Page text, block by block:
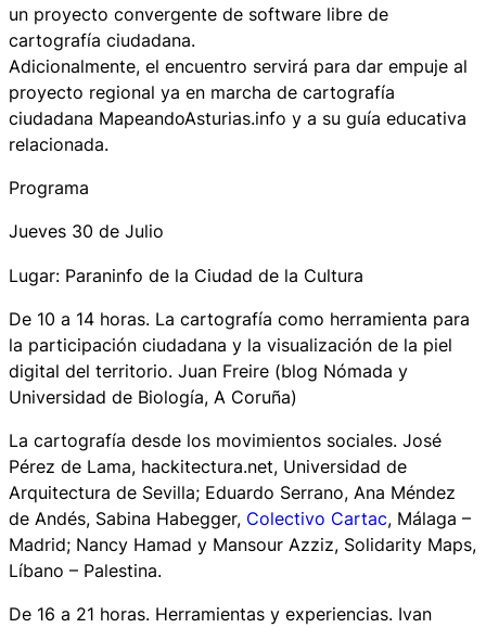
un proyecto convergente de software libre de
cartografía ciudadana.
Adicionalmente, el encuentro servirá para dar empuje al
proyecto regional ya en marcha de cartografía
ciudadana MapeandoAsturias.info y a su guía educativa
relacionada.
Programa
Jueves 30 de Julio
Lugar: Paraninfo de la Ciudad de la Cultura
De 10 a 14 horas. La cartografía como herramienta para
la participación ciudadana y la visualización de la piel
digital del territorio. Juan Freire (blog Nómada y
Universidad de Biología, A Coruña)
La cartografía desde los movimientos sociales. José
Pérez de Lama, hackitectura.net, Universidad de
Arquitectura de Sevilla; Eduardo Serrano, Ana Méndez
de Andés, Sabina Habegger, Colectivo Cartac, Málaga –
Madrid; Nancy Hamad y Mansour Azziz, Solidarity Maps,
Líbano – Palestina.
De 16 a 21 horas. Herramientas y experiencias. Ivan